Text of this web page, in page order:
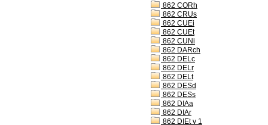
862 CORh
862 CRUs
862 CUEi
862 CUEt
862 CUNi
862 DARch
862 DELc
862 DELr
862 DELt
862 DESd
862 DESs
862 DIAa
862 DIAr
862 DIEt v 1